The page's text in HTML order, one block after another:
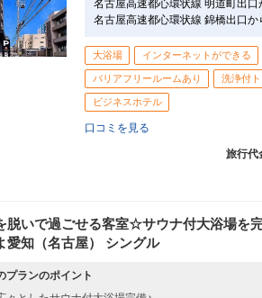
名古屋高速都心環状線 明道町出口
名古屋高速都心環状線 錦橋出口か
大浴場 インターネットができる
バリアフリールームあり
洗浄付
ビジネスホテル
口コミを見る
旅行代
いで過ごせる客室☆サウナ付大浴場を
愛知（名古屋） シングル
プランのポイント